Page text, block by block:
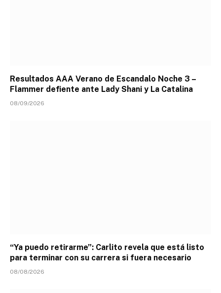
Resultados AAA Verano de Escandalo Noche 3 –
Flammer defiente ante Lady Shani y La Catalina
08/09/2026
“Ya puedo retirarme”: Carlito revela que está listo
para terminar con su carrera si fuera necesario
08/08/2026